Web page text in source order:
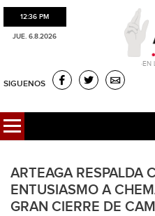
12:36 PM
JUE. 6.8.2026
SIGUENOS
ARTEAGA RESPALDA
ENTUSIASMO A
GRAN CIERRE DE